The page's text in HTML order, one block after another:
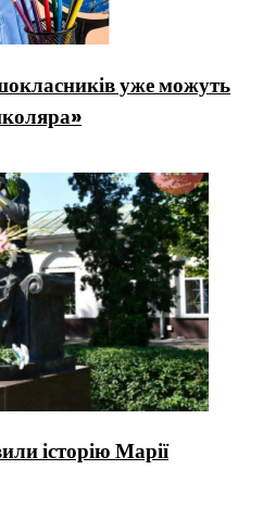
уже можуть
історію Марії